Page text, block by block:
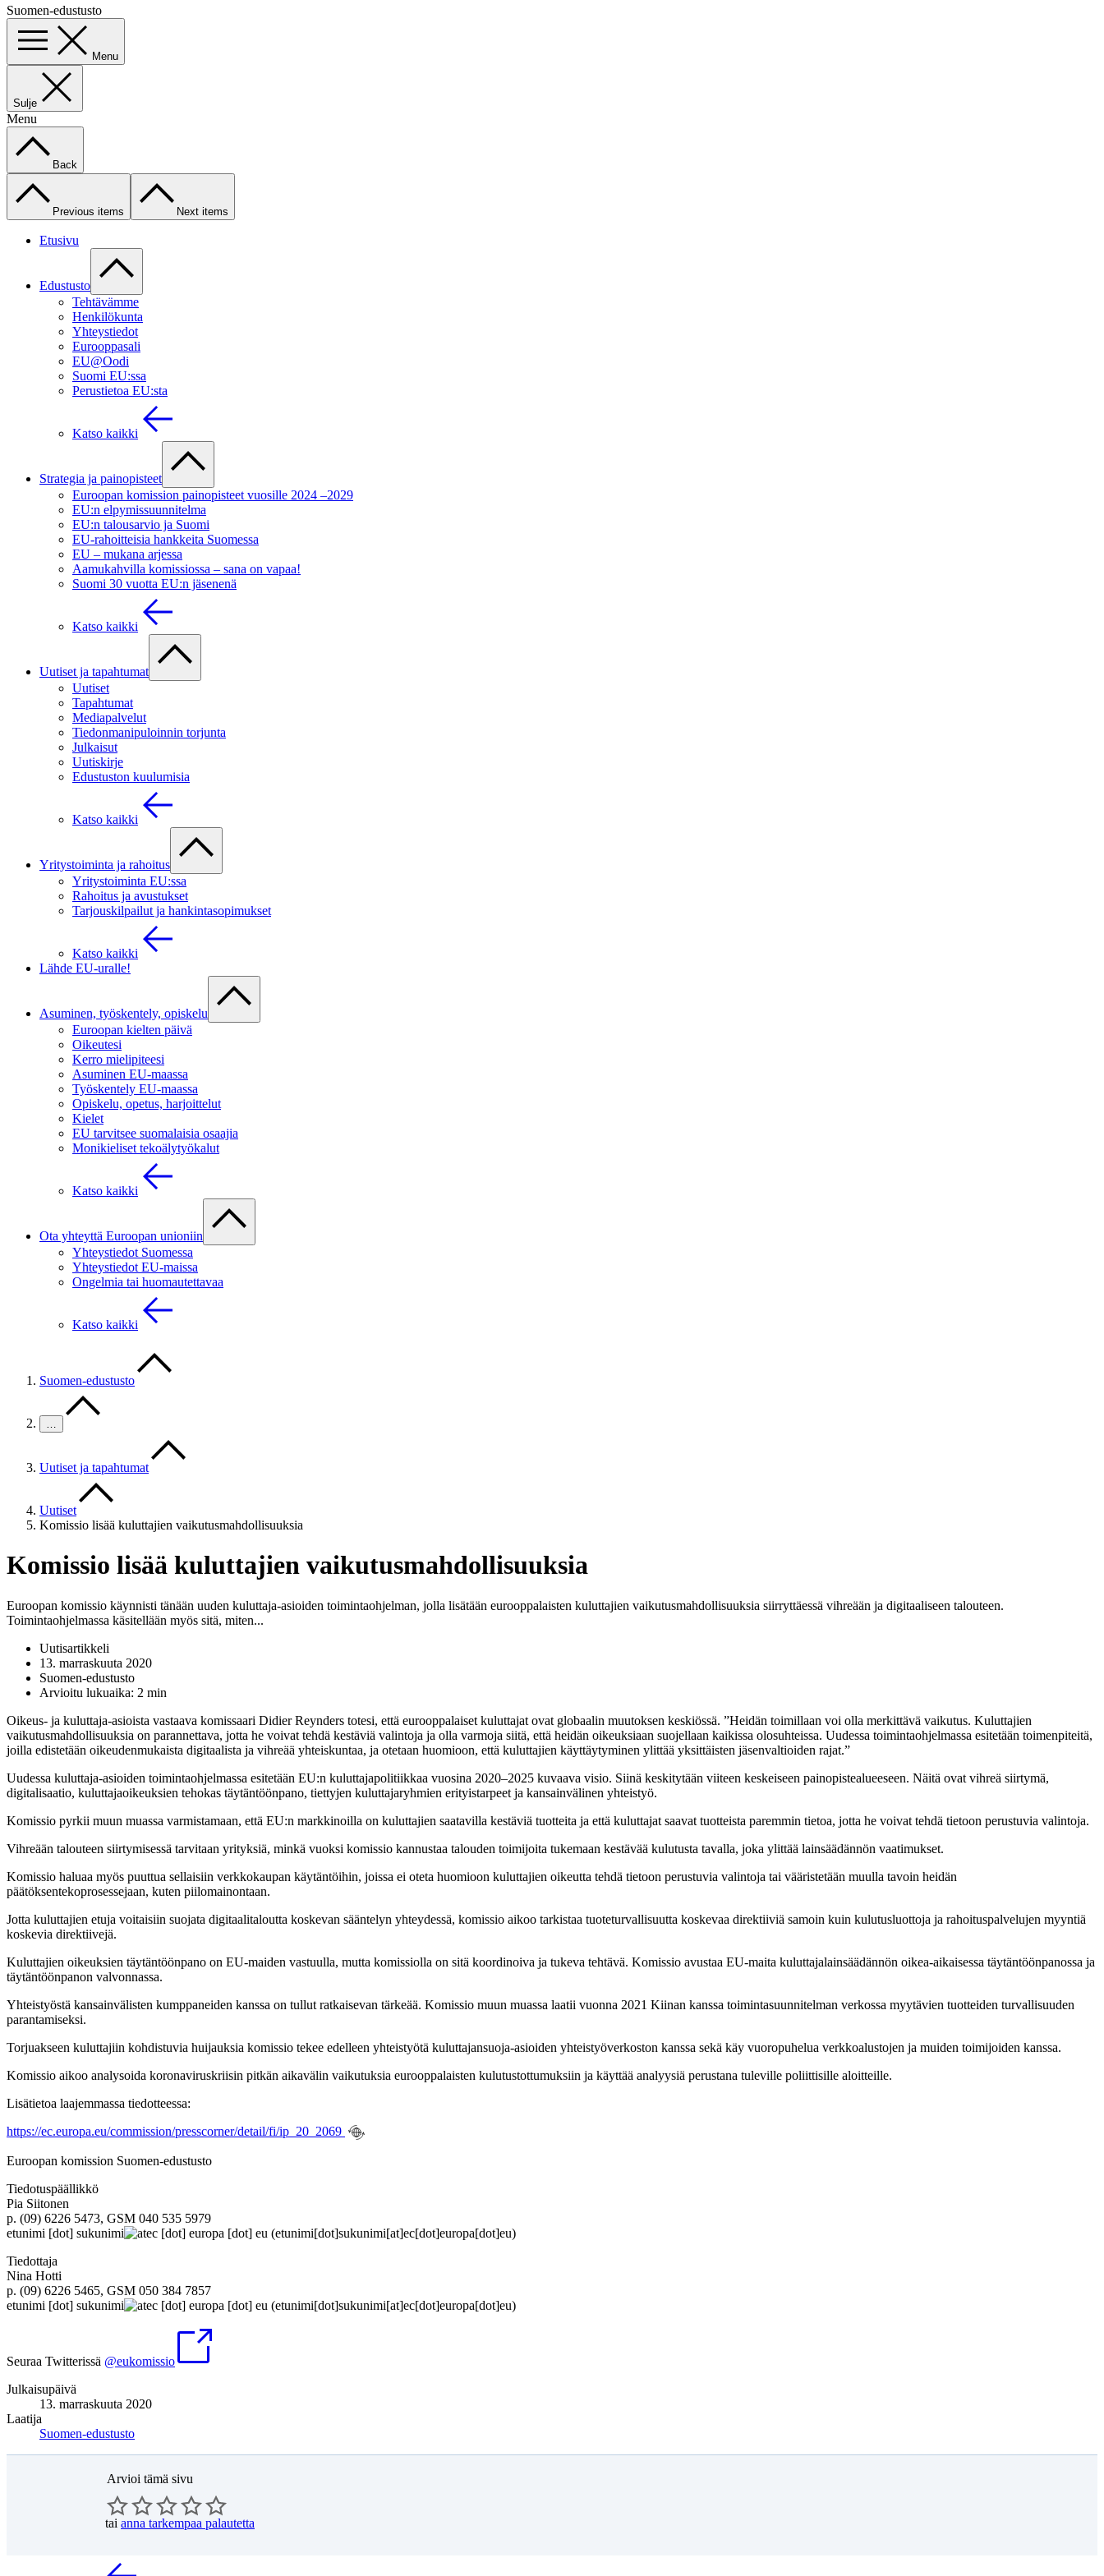
Suomen-edustusto
Menu
Sulje
Menu
Back
Previous items Next items
Etusivu
Edustusto
Tehtävämme
Henkilökunta
Yhteystiedot
Eurooppasali
EU@Oodi
Suomi EU:ssa
Perustietoa EU:sta
Katso kaikki
Strategia ja painopisteet
Euroopan komission painopisteet vuosille 2024 –2029
EU:n elpymissuunnitelma
EU:n talousarvio ja Suomi
EU-rahoitteisia hankkeita Suomessa
EU – mukana arjessa
Aamukahvilla komissiossa – sana on vapaa!
Suomi 30 vuotta EU:n jäsenenä
Katso kaikki
Uutiset ja tapahtumat
Uutiset
Tapahtumat
Mediapalvelut
Tiedonmanipuloinnin torjunta
Julkaisut
Uutiskirje
Edustuston kuulumisia
Katso kaikki
Yritystoiminta ja rahoitus
Yritystoiminta EU:ssa
Rahoitus ja avustukset
Tarjouskilpailut ja hankintasopimukset
Katso kaikki
Lähde EU-uralle!
Asuminen, työskentely, opiskelu
Euroopan kielten päivä
Oikeutesi
Kerro mielipiteesi
Asuminen EU-maassa
Työskentely EU-maassa
Opiskelu, opetus, harjoittelut
Kielet
EU tarvitsee suomalaisia osaajia
Monikieliset tekoälytyökalut
Katso kaikki
Ota yhteyttä Euroopan unioniin
Yhteystiedot Suomessa
Yhteystiedot EU-maissa
Ongelmia tai huomautettavaa
Katso kaikki
Suomen-edustusto
…
Uutiset ja tapahtumat
Uutiset
Komissio lisää kuluttajien vaikutusmahdollisuuksia
Komissio lisää kuluttajien vaikutusmahdollisuuksia
Euroopan komissio käynnisti tänään uuden kuluttaja-asioiden toimintaohjelman, jolla lisätään eurooppalaisten kuluttajien vaikutusmahdollisuuksia siirryttäessä vihreään ja digitaaliseen talouteen.
Toimintaohjelmassa käsitellään myös sitä, miten...
Uutisartikkeli
13. marraskuuta 2020
Suomen-edustusto
Arvioitu lukuaika: 2 min
Oikeus- ja kuluttaja-asioista vastaava komissaari Didier Reynders totesi, että eurooppalaiset kuluttajat ovat globaalin muutoksen keskiössä. ”Heidän toimillaan voi olla merkittävä vaikutus. Kuluttajien
vaikutusmahdollisuuksia on parannettava, jotta he voivat tehdä kestäviä valintoja ja olla varmoja siitä, että heidän oikeuksiaan suojellaan kaikissa olosuhteissa. Uudessa toimintaohjelmassa esitetään toimenpiteitä,
joilla edistetään oikeudenmukaista digitaalista ja vihreää yhteiskuntaa, ja otetaan huomioon, että kuluttajien käyttäytyminen ylittää yksittäisten jäsenvaltioiden rajat.”
Uudessa kuluttaja-asioiden toimintaohjelmassa esitetään EU:n kuluttajapolitiikkaa vuosina 2020–2025 kuvaava visio. Siinä keskitytään viiteen keskeiseen painopistealueeseen. Näitä ovat vihreä siirtymä,
digitalisaatio, kuluttajaoikeuksien tehokas täytäntöönpano, tiettyjen kuluttajaryhmien erityistarpeet ja kansainvälinen yhteistyö.
Komissio pyrkii muun muassa varmistamaan, että EU:n markkinoilla on kuluttajien saatavilla kestäviä tuotteita ja että kuluttajat saavat tuotteista paremmin tietoa, jotta he voivat tehdä tietoon perustuvia valintoja.
Vihreään talouteen siirtymisessä tarvitaan yrityksiä, minkä vuoksi komissio kannustaa talouden toimijoita tukemaan kestävää kulutusta tavalla, joka ylittää lainsäädännön vaatimukset.
Komissio haluaa myös puuttua sellaisiin verkkokaupan käytäntöihin, joissa ei oteta huomioon kuluttajien oikeutta tehdä tietoon perustuvia valintoja tai vääristetään muulla tavoin heidän
päätöksentekoprosessejaan, kuten piilomainontaan.
Jotta kuluttajien etuja voitaisiin suojata digitaalitaloutta koskevan sääntelyn yhteydessä, komissio aikoo tarkistaa tuoteturvallisuutta koskevaa direktiiviä samoin kuin kulutusluottoja ja rahoituspalvelujen myyntiä
koskevia direktiivejä.
Kuluttajien oikeuksien täytäntöönpano on EU-maiden vastuulla, mutta komissiolla on sitä koordinoiva ja tukeva tehtävä. Komissio avustaa EU-maita kuluttajalainsäädännön oikea-aikaisessa täytäntöönpanossa ja
täytäntöönpanon valvonnassa.
Yhteistyöstä kansainvälisten kumppaneiden kanssa on tullut ratkaisevan tärkeää. Komissio muun muassa laatii vuonna 2021 Kiinan kanssa toimintasuunnitelman verkossa myytävien tuotteiden turvallisuuden
parantamiseksi.
Torjuakseen kuluttajiin kohdistuvia huijauksia komissio tekee edelleen yhteistyötä kuluttajansuoja-asioiden yhteistyöverkoston kanssa sekä käy vuoropuhelua verkkoalustojen ja muiden toimijoiden kanssa.
Komissio aikoo analysoida koronaviruskriisin pitkän aikavälin vaikutuksia eurooppalaisten kulutustottumuksiin ja käyttää analyysiä perustana tuleville poliittisille aloitteille.
Lisätietoa laajemmassa tiedotteessa:
https://ec.europa.eu/commission/presscorner/detail/fi/ip_20_2069
Euroopan komission Suomen-edustusto
Tiedotuspäällikkö
Pia Siitonen
p. (09) 6226 5473, GSM 040 535 5979
etunimi [dot] sukunimi ec [dot] europa [dot] eu (etunimi[dot]sukunimi[at]ec[dot]europa[dot]eu)
Tiedottaja
Nina Hotti
p. (09) 6226 5465, GSM 050 384 7857
etunimi [dot] sukunimi ec [dot] europa [dot] eu (etunimi[dot]sukunimi[at]ec[dot]europa[dot]eu)
Seuraa Twitterissä @eukomissio
Julkaisupäivä
13. marraskuuta 2020
Laatija
Suomen-edustusto
Arvioi tämä sivu
tai anna tarkempaa palautetta